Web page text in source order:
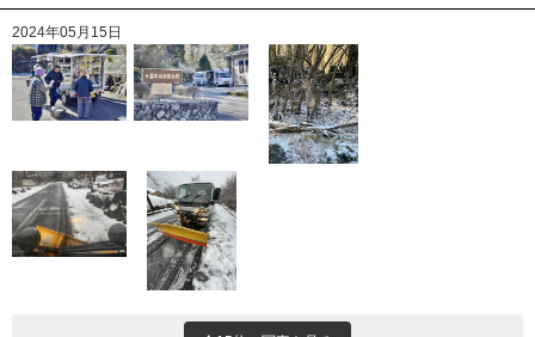
2024年05月15日